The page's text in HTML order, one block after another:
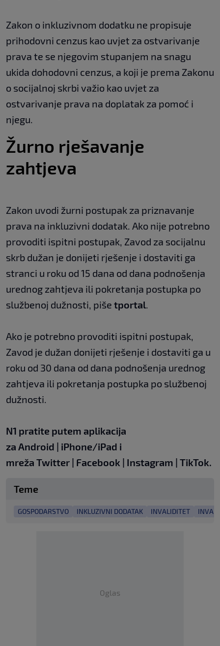
Zakon o inkluzivnom dodatku ne propisuje
prihodovni cenzus kao uvjet za ostvarivanje
prava te se njegovim stupanjem na snagu
ukida dohodovni cenzus, a koji je prema Zakonu
o socijalnoj skrbi važio kao uvjet za
ostvarivanje prava na doplatak za pomoć i
njegu.
Žurno rješavanje
zahtjeva
Zakon uvodi žurni postupak za priznavanje
prava na inkluzivni dodatak. Ako nije potrebno
provoditi ispitni postupak, Zavod za socijalnu
skrb dužan je donijeti rješenje i dostaviti ga
stranci u roku od 15 dana od dana podnošenja
urednog zahtjeva ili pokretanja postupka po
službenoj dužnosti, piše tportal.
Ako je potrebno provoditi ispitni postupak,
Zavod je dužan donijeti rješenje i dostaviti ga u
roku od 30 dana od dana podnošenja urednog
zahtjeva ili pokretanja postupka po službenoj
dužnosti.
N1 pratite putem aplikacija
za Android | iPhone/iPad i
mreža Twitter | Facebook | Instagram | TikTok.
Teme
GOSPODARSTVO INKLUZIVNI DODATAK INVALIDITET
Oglas